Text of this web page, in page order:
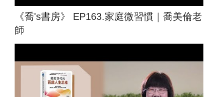
《喬's書房》 EP163.家庭微習慣｜喬美倫老
師